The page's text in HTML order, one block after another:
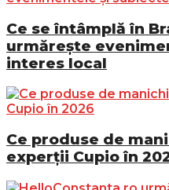
Ce se întâmplă în
urmărește
interes local
Ce produse de
experții Cupio în